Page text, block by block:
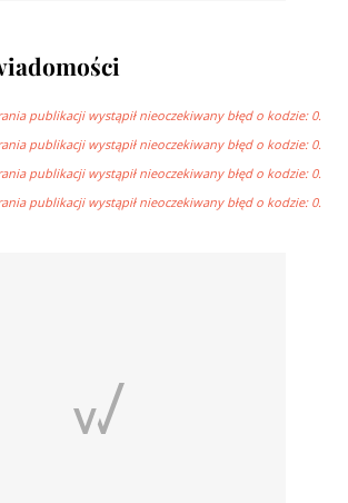
publikacji wystąpił nieoczekiwany błęd o kodzie: 0.
publikacji wystąpił nieoczekiwany błęd o kodzie: 0.
publikacji wystąpił nieoczekiwany błęd o kodzie: 0.
publikacji wystąpił nieoczekiwany błęd o kodzie: 0.